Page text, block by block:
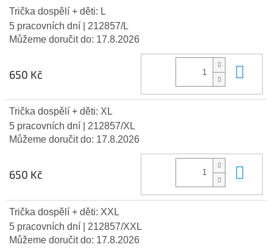
Trička dospělí + děti: L
5 pracovních dní
| 212857/L
Můžeme doručit do: 17.8.2026
650 Kč
Trička dospělí + děti: XL
5 pracovních dní
| 212857/XL
Můžeme doručit do: 17.8.2026
650 Kč
Trička dospělí + děti: XXL
5 pracovních dní
| 212857/XXL
Můžeme doručit do: 17.8.2026